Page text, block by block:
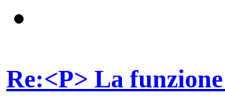
Re:<P> La